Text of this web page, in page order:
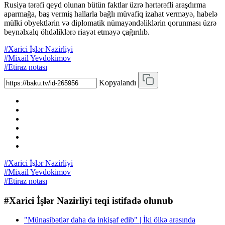
Rusiya tərəfi qeyd olunan bütün faktlar üzrə hərtərəfli araşdırma
aparmağa, baş vermiş hallarla bağlı müvafiq izahat verməyə, habelə
mülki obyektlərin və diplomatik nümayəndəliklərin qorunması üzrə
beynəlxalq öhdəliklərə riayət etməyə çağırılıb.
#Xarici İşlər Nazirliyi
#Mixail Yevdokimov
#Etiraz notası
Kopyalandı
#Xarici İşlər Nazirliyi
#Mixail Yevdokimov
#Etiraz notası
#Xarici İşlər Nazirliyi teqi istifadə olunub
"Münasibətlər daha da inkişaf edib" | İki ölkə arasında